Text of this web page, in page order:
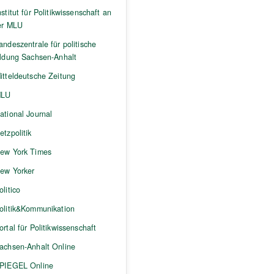
für Politikwissenschaft an
MLU
für politische
Sachsen-Anhalt
Zeitung
Journal
York Times
Yorker
für Politikwissenschaft
Anhalt Online
Online